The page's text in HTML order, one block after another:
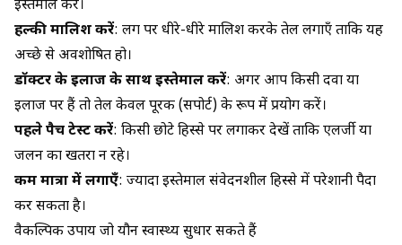
इस्तेमाल करें।
हल्की मालिश करें: लिंग पर धीरे-धीरे मालिश करके तेल लगाएँ ताकि यह
अच्छे से अवशोषित हो।
डॉक्टर के इलाज के साथ इस्तेमाल करें: अगर आप किसी दवा या
इलाज पर हैं तो तेल केवल पूरक (सपोर्ट) के रूप में प्रयोग करें।
पहले पैच टेस्ट करें: किसी छोटे हिस्से पर लगाकर देखें ताकि एलर्जी या
जलन का खतरा न रहे।
कम मात्रा में लगाएँ: ज्यादा इस्तेमाल संवेदनशील हिस्से में परेशानी पैदा
कर सकता है।
वैकल्पिक उपाय जो यौन स्वास्थ्य सुधार सकते हैं